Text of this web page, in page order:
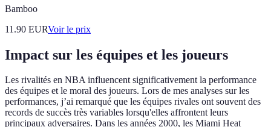
Bamboo
11.90 EURVoir le prix
Impact sur les équipes et les joueurs
Les rivalités en NBA influencent significativement la performance
des équipes et le moral des joueurs. Lors de mes analyses sur les
performances, j’ai remarqué que les équipes rivales ont souvent des
records de succès très variables lorsqu'elles affrontent leurs
principaux adversaires. Dans les années 2000, les Miami Heat